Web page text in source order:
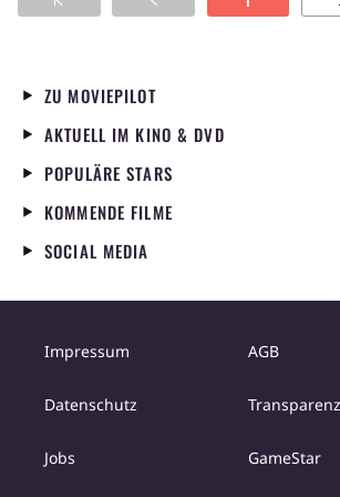
Mann lässt sich deshalb
sie längst verstoßen und
Tochter aussetzen, weil sie
unverheiratete Mutter keine
kann. So hofft sie auf ein
sie. Gezeigt werden die
die ständig überwacht
erniedrigenden
Schikanen auch sein mögen
brechen, durch den sich
ZU MOVIEPILOT
AKTUELL IM KINO & DVD
POPULÄRE STARS
KOMMENDE FILME
SOCIAL MEDIA
Impressum AGB
Datenschutz
Jobs GameStar